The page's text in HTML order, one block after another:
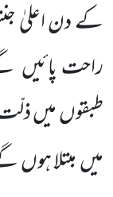
کے دن اعلیٰ
راحت پائیں
طبقوںمیں
میںمبتلا ہوں